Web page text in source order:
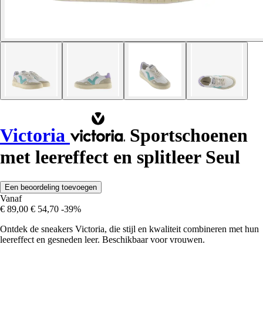
Victoria
Sportschoenen
met leereffect en splitleer Seul
Een beoordeling toevoegen
Vanaf
€ 89,00 € 54,70 -39%
Ontdek de sneakers Victoria, die stijl en kwaliteit combineren met hun
leereffect en gesneden leer. Beschikbaar voor vrouwen.